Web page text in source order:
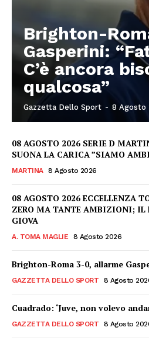
Brighton-
Gasperini:
C’è ancora
qualcosa”
Gazzetta Dello Sport - 8 Agosto
08 AGOSTO 2026 SERIE D
SUONA LA CARICA ”SIAMO
MARTINA 8 Agosto 2026
08 AGOSTO 2026 ECCELLENZA
ZERO MA TANTE AMBIZIONI; IL
GIOVA
A. TOMA MAGLIE 8 Agosto 2026
Brighton-Roma 3-0, allarme
GAZZETTA DELLO SPORT 8 Agosto
Cuadrado: ‘Juve, non volevo
GAZZETTA DELLO SPORT 8 Agosto